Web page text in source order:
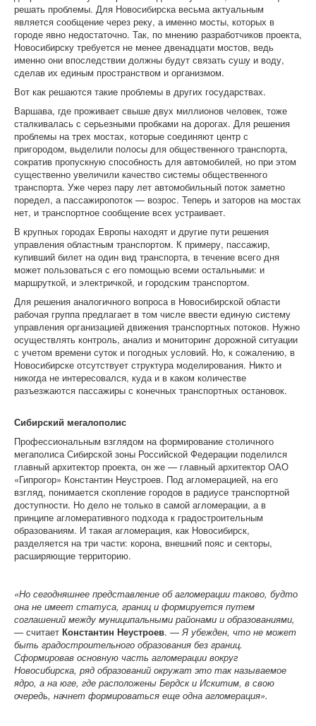
решать проблемы. Для Новосибирска весьма актуальным
является сообщение через реку, а именно мосты, которых в
городе явно недостаточно. Так, по мнению разработчиков проекта,
Новосибирску требуется не менее двенадцати мостов, ведь
именно они впоследствии должны будут связать сушу и воду,
сделав их единым пространством и организмом.
Вот как решаются такие проблемы в других государствах.
Варшава, где проживает свыше двух миллионов человек, тоже
сталкивалась с серьезными пробками на дорогах. Для решения
проблемы на трех мостах, которые соединяют центр с
пригородом, выделили полосы для общественного транспорта,
сократив пропускную способность для автомобилей, но при этом
существенно увеличили качество системы общественного
транспорта. Уже через пару лет автомобильный поток заметно
поредел, а пассажиропоток — возрос. Теперь и заторов на мостах
нет, и транспортное сообщение всех устраивает.
В крупных городах Европы находят и другие пути решения
управления областным транспортом. К примеру, пассажир,
купивший билет на один вид транспорта, в течение всего дня
может пользоваться с его помощью всеми остальными: и
маршруткой, и электричкой, и городским транспортом.
Для решения аналогичного вопроса в Новосибирской области
рабочая группа предлагает в том числе ввести единую систему
управления организацией движения транспортных потоков. Нужно
осуществлять контроль, анализ и мониторинг дорожной ситуации
с учетом времени суток и погодных условий. Но, к сожалению, в
Новосибирске отсутствует структура моделирования. Никто и
никогда не интересовался, куда и в каком количестве
разъезжаются пассажиры с конечных транспортных остановок.
Сибирский мегалополис
Профессиональным взглядом на формирование столичного
мегаполиса Сибирской зоны Российской Федерации поделился
главный архитектор проекта, он же — главный архитектор ОАО
«Гипрогор» Константин Неустроев. Под агломерацией, на его
взгляд, понимается скопление городов в радиусе транспортной
доступности. Но дело не только в самой агломерации, а в
принципе агломеративного подхода к градостроительным
образованиям. И такая агломерация, как Новосибирск,
разделяется на три части: корона, внешний пояс и секторы,
расширяющие территорию.
«Но сегодняшнее представление об агломерации таково, будто
она не имеет статуса, границ и формируется путем
соглашений между муниципальными районами и образованиями,
— считает Константин Неустроев. —Я убежден, что не может
быть градостроительного образования без границ.
Сформировав основную часть агломерации вокруг
Новосибирска, ряд образований окружат это так называемое
ядро, а на юге, где расположены Бердск и Искитим, в свою
очередь, начнет формироваться еще одна агломерация».